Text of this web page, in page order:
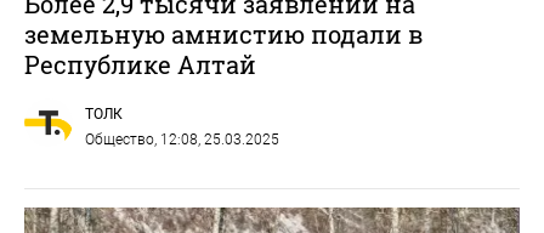
земельную амнистию подали в
Республике Алтай
ТОЛК
Общество , 12:08, 25.03.2025